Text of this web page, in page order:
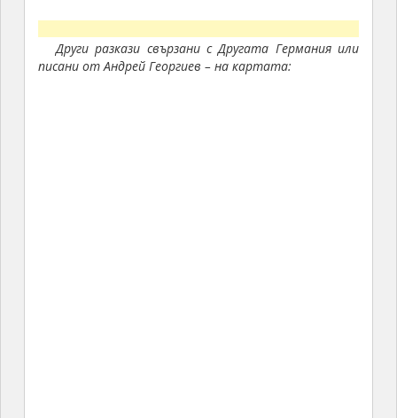
Други разкази свързани с Другата Германия или
писани от Андрей Георгиев – на картата: